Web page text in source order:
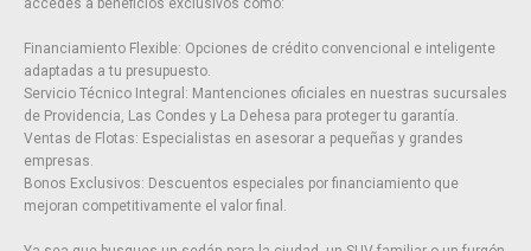
accedes a beneficios exclusivos como:
Financiamiento Flexible: Opciones de crédito convencional e inteligente
adaptadas a tu presupuesto.
Servicio Técnico Integral: Mantenciones oficiales en nuestras sucursales
de Providencia, Las Condes y La Dehesa para proteger tu garantía.
Ventas de Flotas: Especialistas en asesorar a pequeñas y grandes
empresas.
Bonos Exclusivos: Descuentos especiales por financiamiento que
mejoran competitivamente el valor final.